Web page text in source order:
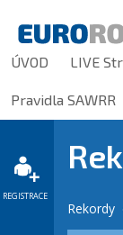
ÚVOD LIVE
Pravidla SAWRR
REGISTRACE